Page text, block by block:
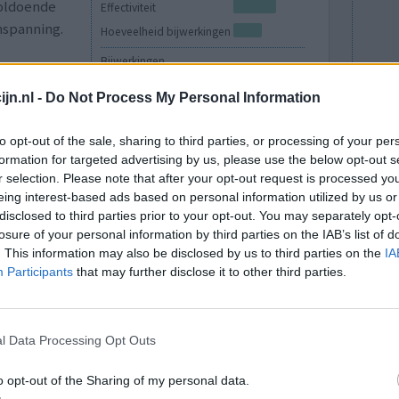
- Do Not Process My Personal Information
opt-out of the sale, sharing to third parties, or processing of your
for targeted advertising by us, please use the below opt-out
selection. Please note that after your opt-out request is processed
interest-based ads based on personal information utilized by us
to third parties prior to your opt-out. You may separately
of your personal information by third parties on the IAB’s list of
This information may also be disclosed by us to third parties on the
Participants that may further disclose it to other third parties.
Data Processing Opt Outs
opt-out of the Sharing of my personal data.
Effectiviteit
Hoeveelheid bijwerkingen
Bijwerkingen
0 reacties
Hoeveelheid bijwerkingen
Bijwerkingen
(binnen
(ander
weer